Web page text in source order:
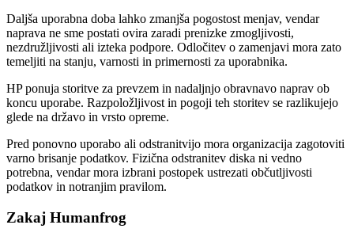
Daljša uporabna doba lahko zmanjša pogostost menjav, vendar
naprava ne sme postati ovira zaradi prenizke zmogljivosti,
nezdružljivosti ali izteka podpore. Odločitev o zamenjavi mora zato
temeljiti na stanju, varnosti in primernosti za uporabnika.
HP ponuja storitve za prevzem in nadaljnjo obravnavo naprav ob
koncu uporabe. Razpoložljivost in pogoji teh storitev se razlikujejo
glede na državo in vrsto opreme.
Pred ponovno uporabo ali odstranitvijo mora organizacija zagotoviti
varno brisanje podatkov. Fizična odstranitev diska ni vedno
potrebna, vendar mora izbrani postopek ustrezati občutljivosti
podatkov in notranjim pravilom.
Zakaj Humanfrog